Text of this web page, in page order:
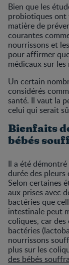
Bien que les
probiotiques
matière de
courantes
nourrissons et
pour affirmer
médicaux sur
Un certain
considérés
santé. Il vaut la
celui qui serait
Bienfaits
bébés
Il a été
durée des pleurs
Selon certaines
aux prises avec
bactéries que
intestinale peut
coliques, car
bactéries
nourrissons
plus sur les
des bébés